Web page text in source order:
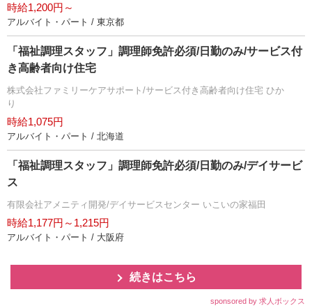
時給1,200円～
アルバイト・パート / 東京都
「福祉調理スタッフ」調理師免許必須/日勤のみ/サービス付
き高齢者向け住宅
株式会社ファミリーケアサポート/サービス付き高齢者向け住宅 ひか
り
時給1,075円
アルバイト・パート / 北海道
「福祉調理スタッフ」調理師免許必須/日勤のみ/デイサービ
ス
有限会社アメニティ開発/デイサービスセンター いこいの家福田
時給1,177円～1,215円
アルバイト・パート / 大阪府
続きはこちら
sponsored by 求人ボックス